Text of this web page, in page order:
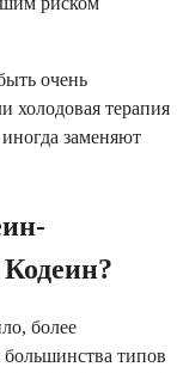
очень
холодовая терапия
заменяют
более
типов